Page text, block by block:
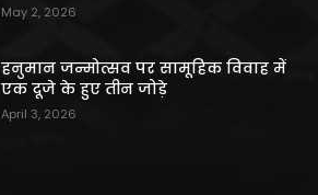
May 2, 2026
हनुमान जन्मोत्सव पर सामूहिक विवाह में
एक दूजे के हुए तीन जोड़े
April 3, 2026